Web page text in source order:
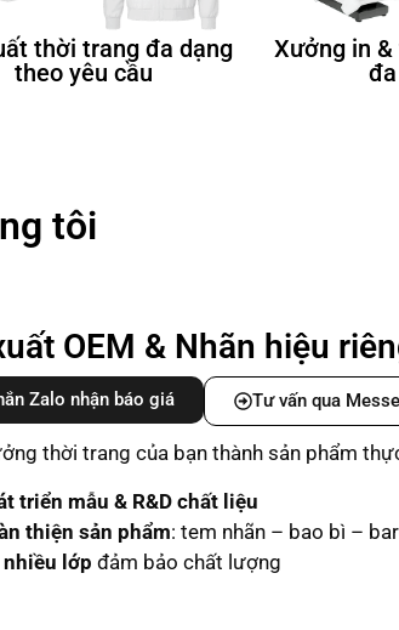
thời trang đa dạng
theo yêu cầu
Xưởng in
tôi
OEM & Nhãn hiệu
Zalo nhận báo giá Tư vấn qua
thời trang của bạn thành sản phẩm
triển mẫu & R&D chất liệu
thiện sản phẩm: tem nhãn – bao bì –
nhiều lớp đảm bảo chất lượng